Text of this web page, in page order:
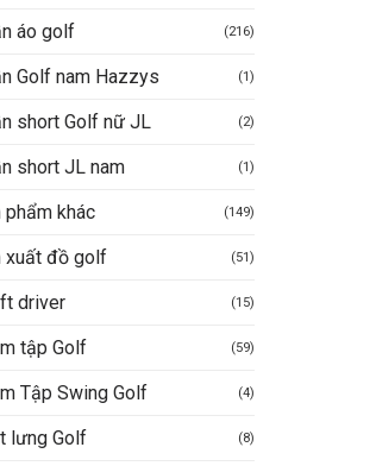
áo golf (216)
Golf nam Hazzys (1)
short Golf nữ JL (2)
short JL nam (1)
phẩm khác (149)
xuất đồ golf (51)
driver (15)
tập Golf (59)
Tập Swing Golf (4)
lưng Golf (8)